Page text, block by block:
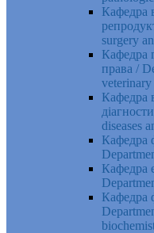
Кафедра
surgery
Кафедра
права /
Кафедра
diseases
Кафедра
Кафедра
Кафедра